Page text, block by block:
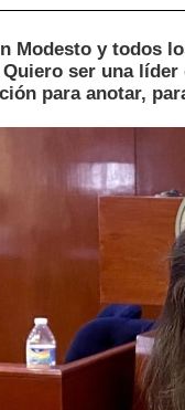
Modesto y todos
ser una
para anotar,